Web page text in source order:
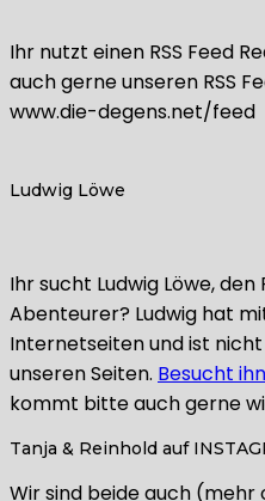
Ihr nutzt einen RSS Feed
auch gerne unseren RSS
www.die-degens.net/feed
Ludwig Löwe
Ihr sucht Ludwig Löwe, den
Abenteurer? Ludwig hat
Internetseiten und ist
unseren Seiten. Besucht
kommt bitte auch gerne
Tanja & Reinhold auf
Wir sind beide auch